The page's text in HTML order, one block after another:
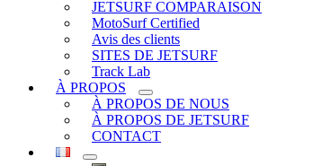
JETSURF COMPARAISON
MotoSurf Certified
Avis des clients
SITES DE JETSURF
Track Lab
À PROPOS
À PROPOS DE NOUS
À PROPOS DE JETSURF
CONTACT